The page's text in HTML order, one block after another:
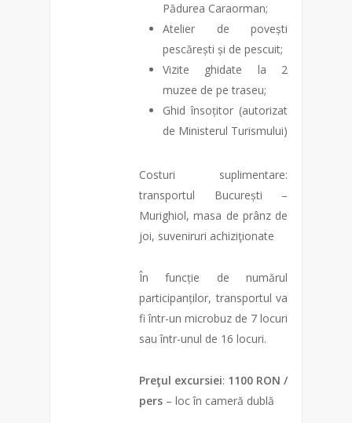
Pădurea Caraorman;
Atelier de povești
pescărești și de pescuit;
Vizite ghidate la 2
muzee de pe traseu;
Ghid însoțitor (autorizat
de Ministerul Turismului)
Costuri suplimentare:
transportul București –
Murighiol, masa de prânz de
joi, suveniruri achiziţionate
În funcție de numărul
participanților, transportul va
fi într-un microbuz de 7 locuri
sau într-unul de 16 locuri.
Preţul excursiei: 1100 RON /
pers – loc în cameră dublă